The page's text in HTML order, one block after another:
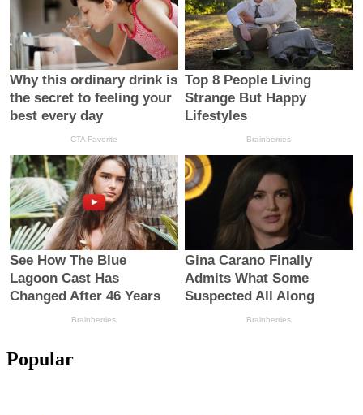
Popular